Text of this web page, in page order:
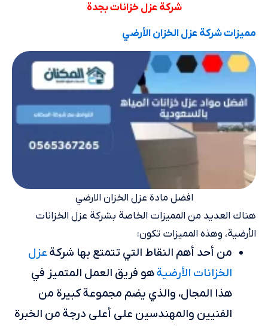
شركة عزل خزانات بجدة
مميزات شركة عزل الخزان الأرضي
افضل مادة عزل الخزان الارضي
هناك العديد من المميزات الخاصة بشركة عزل الخزانات
الأرضية، وهذه المميزات تكون:
من أحد أهم النقاط التي تتمتع بها شركة عزل
الخزانات الأرضيةهو فريق العمل المتميز في
هذا المجال، والذي يضم مجموعة كبيرة من
الفنيين والمهندسين على أعلى درجة من الخبرة